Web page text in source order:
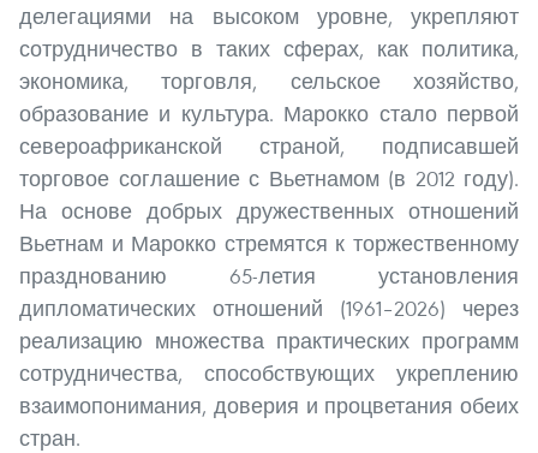
делегациями на высоком уровне, укрепляют
сотрудничество в таких сферах, как политика,
экономика, торговля, сельское хозяйство,
образование и культура. Марокко стало первой
североафриканской страной, подписавшей
торговое соглашение с Вьетнамом (в 2012 году).
На основе добрых дружественных отношений
Вьетнам и Марокко стремятся к торжественному
празднованию 65-летия установления
дипломатических отношений (1961–2026) через
реализацию множества практических программ
сотрудничества, способствующих укреплению
взаимопонимания, доверия и процветания обеих
стран.